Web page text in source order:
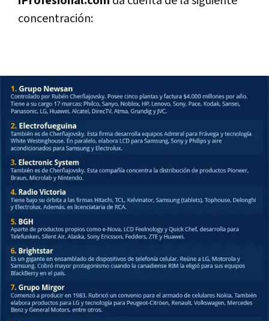
concentración: